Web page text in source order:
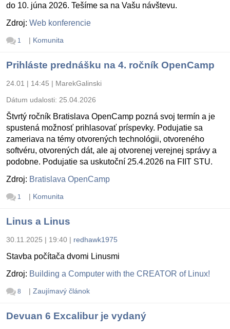
do 10. júna 2026. Tešíme sa na Vašu návštevu.
Zdroj: Web konferencie
1 | Komunita
Prihláste prednášku na 4. ročník OpenCamp
24.01 | 14:45 | MarekGalinski
Dátum udalosti: 25.04.2026
Štvrtý ročník Bratislava OpenCamp pozná svoj termín a je
spustená možnosť prihlasovať príspevky. Podujatie sa
zameriava na témy otvorených technológii, otvoreného
softvéru, otvorených dát, ale aj otvorenej verejnej správy a
podobne. Podujatie sa uskutoční 25.4.2026 na FIIT STU.
Zdroj: Bratislava OpenCamp
1 | Komunita
Linus a Linus
30.11.2025 | 19:40 | redhawk1975
Stavba počítača dvomi Linusmi
Zdroj: Building a Computer with the CREATOR of Linux!
8 | Zaujímavý článok
Devuan 6 Excalibur je vydaný